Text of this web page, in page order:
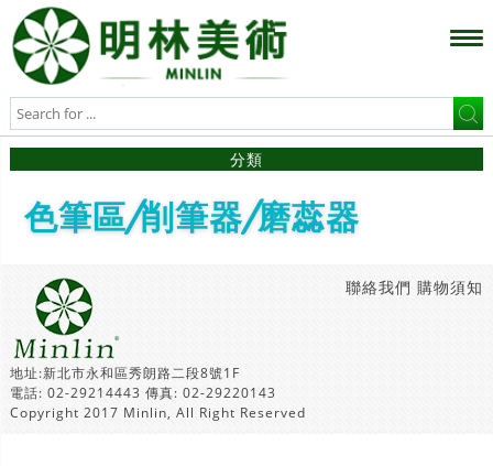
分類
色筆區/削筆器/磨蕊器
購物須知
聯絡我們
地址:新北市永和區秀朗路二段8號1F
電話: 02-29214443 傳真: 02-29220143
Copyright 2017 Minlin, All Right Reserved